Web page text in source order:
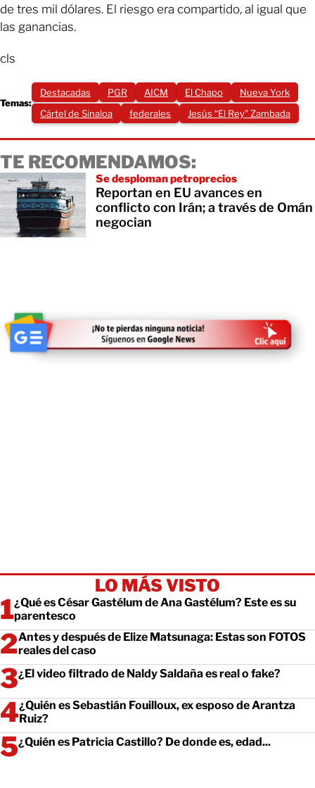
de tres mil dólares. El riesgo era compartido, al igual que
las ganancias.
cls
Temas:
Destacadas PGR AICM El Chapo
Nueva York
Cártel de Sinaloa
federales Jesús “El Rey” Zambada
TE RECOMENDAMOS:
Se desploman petroprecios
Reportan en EU avances en
conflicto con Irán; a través de Omán
negocian
LO MÁS VISTO
¿Qué es César Gastélum de Ana Gastélum? Este es su
parentesco
Antes y después de Elize Matsunaga: Estas son FOTOS
reales del caso
¿El video filtrado de Naldy Saldaña es real o fake?
¿Quién es Sebastián Fouilloux, ex esposo de Arantza
Ruiz?
¿Quién es Patricia Castillo? De donde es, edad...